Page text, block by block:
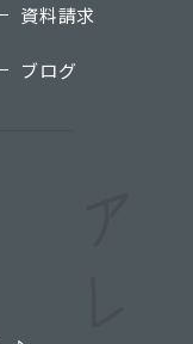
資料請求
ブログ